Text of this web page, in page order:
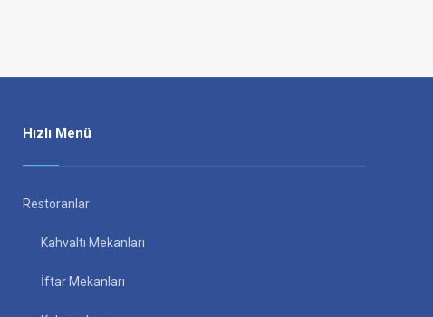
Hızlı Menü
Restoranlar
Kahvaltı Mekanları
İftar Mekanları